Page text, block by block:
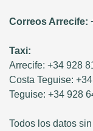
Correos Arrecife:
Taxi:
Arrecife: +34 928
Costa Teguise:
Teguise: +34 928
Todos los datos